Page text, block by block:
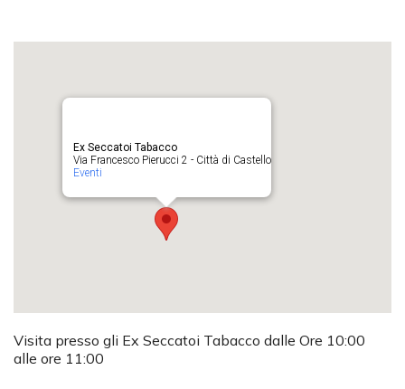
Ex Seccatoi Tabacco
Via Francesco Pierucci 2 - Città di Castello
Eventi
Visita presso gli Ex Seccatoi Tabacco dalle Ore 10:00
alle ore 11:00